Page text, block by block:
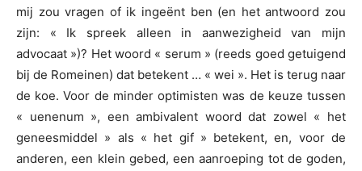
mij zou vragen of ik ingeënt ben (en het antwoord zou
zijn: « Ik spreek alleen in aanwezigheid van mijn
advocaat »)? Het woord « serum » (reeds goed getuigend
bij de Romeinen) dat betekent … « wei ». Het is terug naar
de koe. Voor de minder optimisten was de keuze tussen
« uenenum », een ambivalent woord dat zowel « het
geneesmiddel » als « het gif » betekent, en, voor de
anderen, een klein gebed, een aanroeping tot de goden,